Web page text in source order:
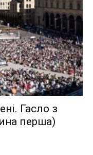
Гасло з
перша)